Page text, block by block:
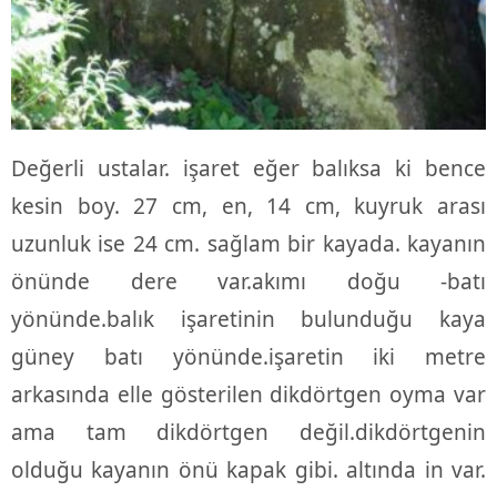
Değerli ustalar. işaret eğer balıksa ki bence
kesin boy. 27 cm, en, 14 cm, kuyruk arası
uzunluk ise 24 cm. sağlam bir kayada. kayanın
önünde dere var.akımı doğu -batı
yönünde.balık işaretinin bulunduğu kaya
güney batı yönünde.işaretin iki metre
arkasında elle gösterilen dikdörtgen oyma var
ama tam dikdörtgen değil.dikdörtgenin
olduğu kayanın önü kapak gibi. altında in var.